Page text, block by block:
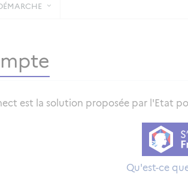
est la solution proposée par l'Etat
Qu'est-ce